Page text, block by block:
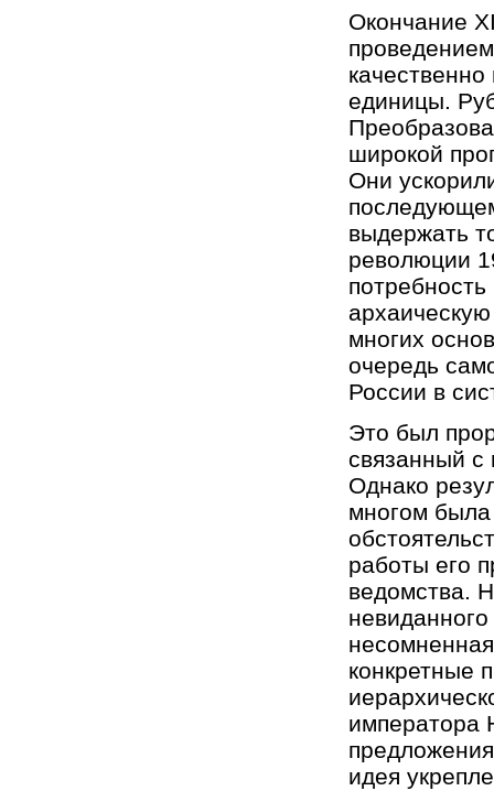
Окончание
единицы.
широкой
Они
выдержать
революции
многих
очередь
России в
Это был
связанный
Однако
многом была
работы его
ведомства.
конкретные
императора
идея